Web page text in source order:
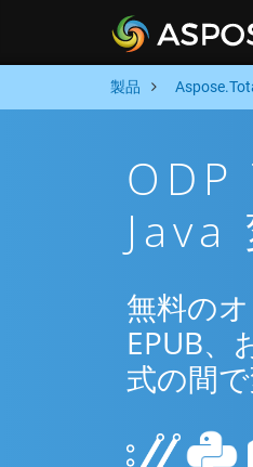
製品
ODP
Java
無料の
EPUB、
式の間で